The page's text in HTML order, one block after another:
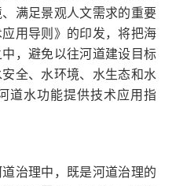
满足景观人文需求的重要
用导则》的印发，将把海
，避免以往河道建设目标
全、水环境、水生态和水
道水功能提供技术应用指
治理中，既是河道治理的